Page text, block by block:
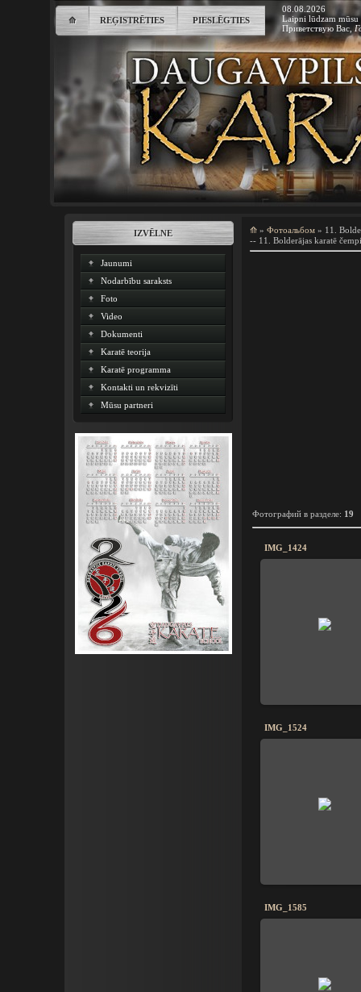
⟰ REĢISTRĒTIES PIESLĒGTIES
08.08.2026
Laipni lūdzam mūsu
Приветствую Вас ,
IZVĒLNE
Jaunumi
Nodarbību saraksts
Foto
Video
Dokumenti
Karatē teorija
Karatē programma
Kontakti un rekvizīti
Mūsu partneri
⟰ » Фотоальбом » 11.
-- 11. Bolderājas karatē
Фотографий в разделе: 19
IMG_1424
IMG_1524
IMG_1585